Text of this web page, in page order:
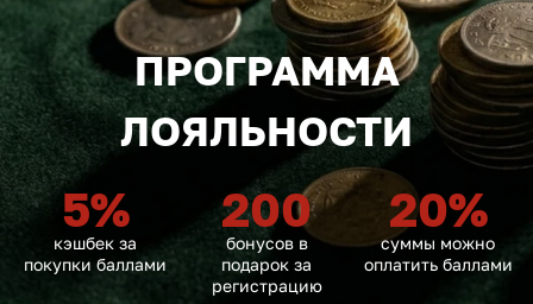
ПРОГРАММА
ЛОЯЛЬНОСТИ
5%
кэшбек за
покупки баллами
200
бонусов в
подарок за
регистрацию
20%
суммы можно
оплатить баллами